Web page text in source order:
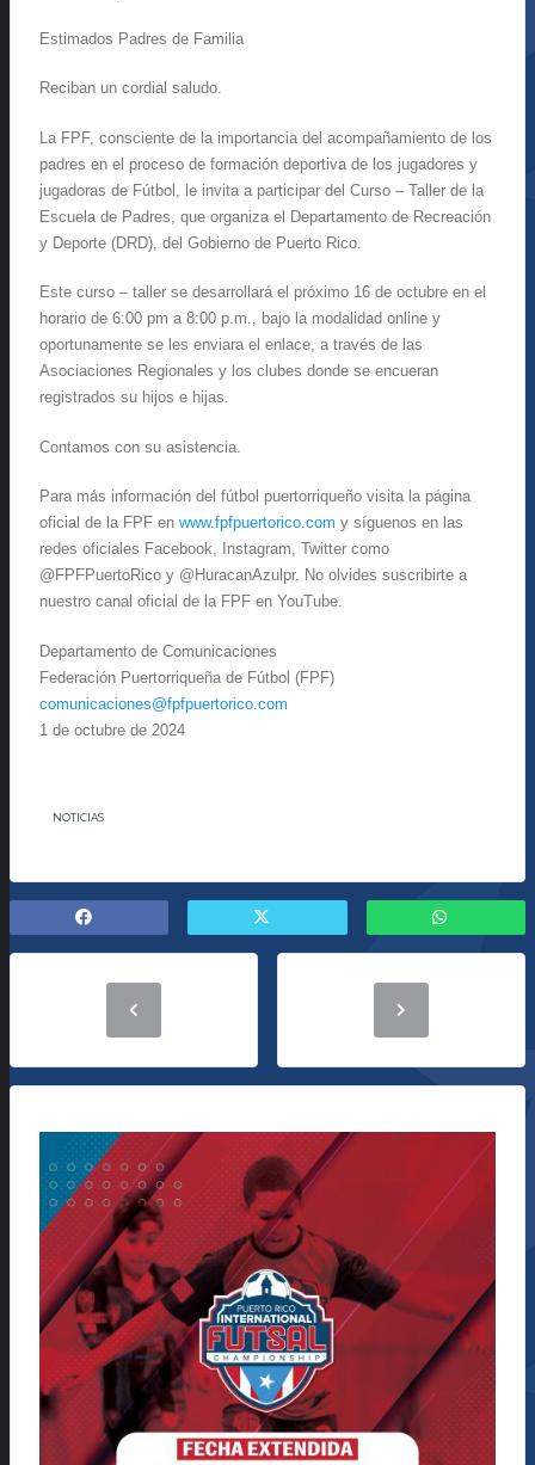
Estimados Padres de Familia
Reciban un cordial saludo.
La FPF, consciente de la importancia del acompañamiento de los
padres en el proceso de formación deportiva de los jugadores y
jugadoras de Fútbol, le invita a participar del Curso – Taller de la
Escuela de Padres, que organiza el Departamento de Recreación
y Deporte (DRD), del Gobierno de Puerto Rico.
Este curso – taller se desarrollará el próximo 16 de octubre en el
horario de 6:00 pm a 8:00 p.m., bajo la modalidad online y
oportunamente se les enviara el enlace, a través de las
Asociaciones Regionales y los clubes donde se encueran
registrados su hijos e hijas.
Contamos con su asistencia.
Para más información del fútbol puertorriqueño visita la página
oficial de la FPF en www.fpfpuertorico.com y síguenos en las
redes oficiales Facebook, Instagram, Twitter como
@FPFPuertoRico y @HuracanAzulpr. No olvides suscribirte a
nuestro canal oficial de la FPF en YouTube.
Departamento de Comunicaciones
Federación Puertorriqueña de Fútbol (FPF)
comunicaciones@fpfpuertorico.com
1 de octubre de 2024
NOTICIAS